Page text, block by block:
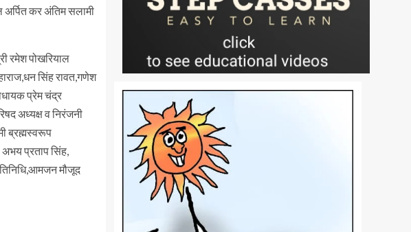
अर्पित कर अंतिम सलामी
रमेश पोखरियाल
सिंह रावत,गणेश
प्रेम चंद्र
अध्यक्ष व निरंजनी
ब्रह्मस्वरूप
अभय प्रताप सिंह,
मौजूद